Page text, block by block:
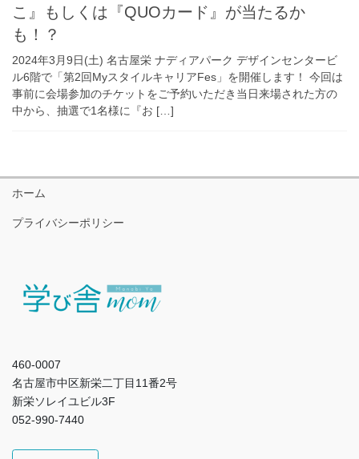
こ』もしくは『QUOカード』が当たるか
も！？
2024年3月9日(土) 名古屋栄 ナディアパーク デザインセンタービ
ル6階で「第2回MyスタイルキャリアFes」を開催します！ 今回は
事前に会場参加のチケットをご予約いただき当日来場された方の
中から、抽選で1名様に『お […]
ホーム
プライバシーポリシー
460-0007
名古屋市中区新栄二丁目11番2号
新栄ソレイユビル3F
052-990-7440